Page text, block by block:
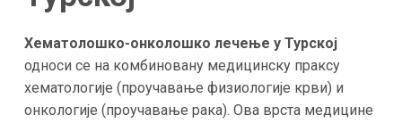
Хематолошко-онколошко лечење у Турској
односи се на комбиновану медицинску праксу
хематологије (проучавање физиологије крви) и
онкологије (проучавање рака). Ова врста медицине